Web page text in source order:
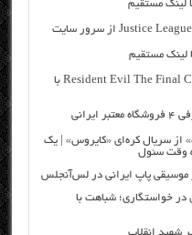
دانلود رایگان فیلم خارجی Resident Evil The Final Chapter 2017 با
از سریال کره‌ای «کایروس» | یک
وقت سئول
موسیقی پاپ ایرانی در لس‌آنجلس
در خواستگاری؛ شباهت با